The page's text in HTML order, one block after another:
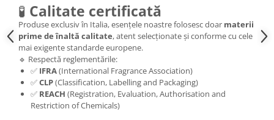
🧪 Calitate certificată
Produse exclusiv în Italia, esențele noastre folosesc doar materii
prime de înaltă calitate, atent selecționate și conforme cu cele
mai exigente standarde europene.
🔹 Respectă reglementările:
✅ IFRA(International Fragrance Association)
✅CLP(Classification, Labelling and Packaging)
✅ REACH (Registration, Evaluation, Authorisation and
Restriction of Chemicals)